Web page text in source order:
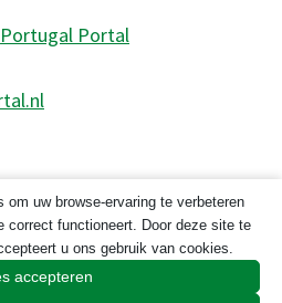
Portugal Portal
om uw browse-ervaring te verbeteren
correct functioneert. Door deze site te
u ons gebruik van cookies.
accepteren